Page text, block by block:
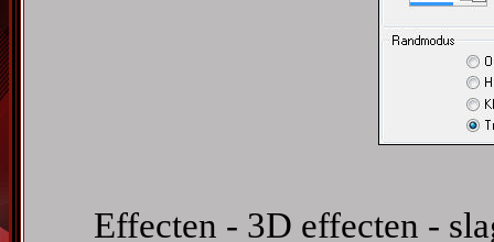
Effecten - 3D effecten -